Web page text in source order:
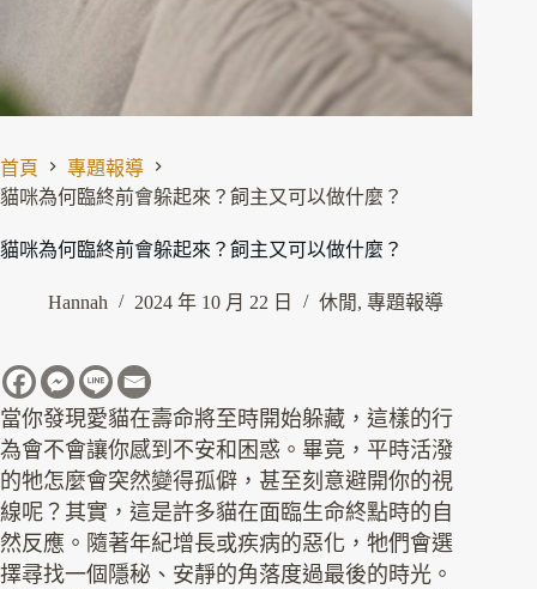
首頁
專題報導
貓咪為何臨終前會躲起來？飼主又可以做什麼？
貓咪為何臨終前會躲起來？飼主又可以做什麼？
Hannah 2024 年 10 月 22 日 休閒, 專題報導
當你發現愛貓在壽命將至時開始躲藏，這樣的行
為會不會讓你感到不安和困惑。畢竟，平時活潑
的牠怎麼會突然變得孤僻，甚至刻意避開你的視
線呢？其實，這是許多貓在面臨生命終點時的自
然反應。隨著年紀增長或疾病的惡化，牠們會選
擇尋找一個隱秘、安靜的角落度過最後的時光。